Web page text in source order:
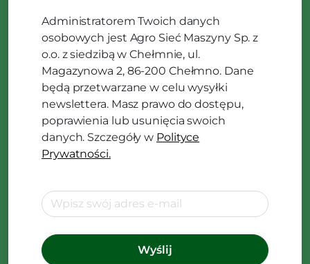
Administratorem Twoich danych
osobowych jest Agro Sieć Maszyny Sp. z
o.o. z siedzibą w Chełmnie, ul.
Magazynowa 2, 86-200 Chełmno. Dane
będą przetwarzane w celu wysyłki
newslettera. Masz prawo do dostępu,
poprawienia lub usunięcia swoich
danych. Szczegóły w Polityce
Prywatności.